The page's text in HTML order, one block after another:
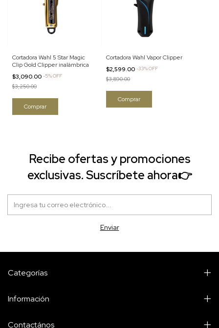
Cortadora Wahl 5 Star Magic
Clip Gold Clipper inalámbrica
$3,090.00 -5%OFF
$3,250.00
Cortadora Wahl Vapor Clipper
$2,599.00-33%OFF
$3,890.00
Recibe ofertas y promociones
exclusivas. Suscríbete ahora👉
Categorías
Información
Contactános